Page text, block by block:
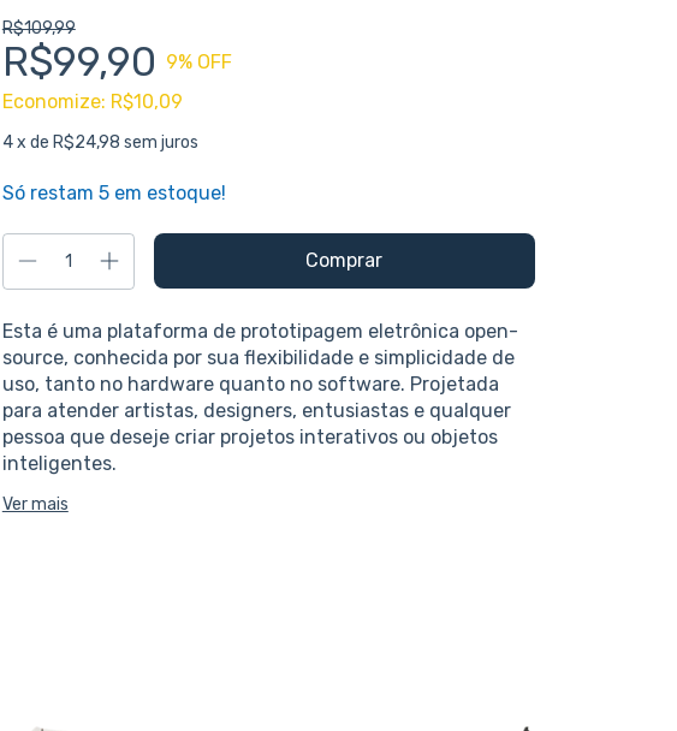
R$109,99
R$99,90 9% OFF
Economize: R$10,09
4x de R$24,98 sem juros
Só restam 5em estoque!
Esta é uma plataforma de prototipagem eletrônica open-
source, conhecida por sua flexibilidade e simplicidade de
uso, tanto no hardware quanto no software. Projetada
para atender artistas, designers, entusiastas e qualquer
pessoa que deseje criar projetos interativos ou objetos
inteligentes.
Ver mais